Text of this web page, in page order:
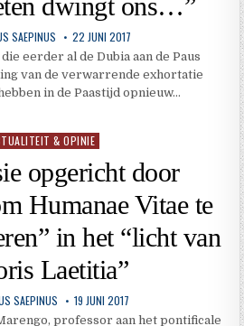
SAEPINUS 22 JUNI 2017
eerder al de Dubia aan de Paus
van de verwarrende exhortatie
in de Paastijd opnieuw…
& OPINIE
opgericht door
Humanae Vitae te
in het “licht van
Laetitia”
SAEPINUS 19 JUNI 2017
professor aan het pontificale